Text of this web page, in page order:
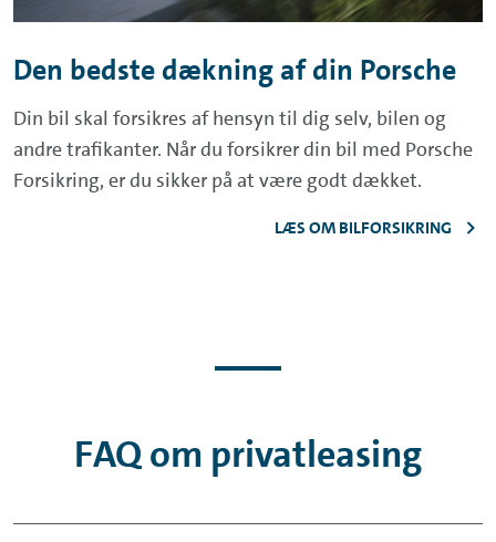
Den bedste dækning af din Porsche
Din bil skal forsikres af hensyn til dig selv, bilen og
andre trafikanter. Når du forsikrer din bil med Porsche
Forsikring, er du sikker på at være godt dækket.
LÆS OM BILFORSIKRING
FAQ om privatleasing